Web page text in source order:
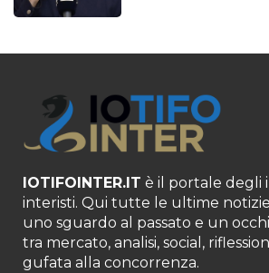
IOTIFOINTER.IT è il portale degli
interisti. Qui tutte le ultime
uno sguardo al passato e un
tra mercato, analisi, social,
gufata alla concorrenza.